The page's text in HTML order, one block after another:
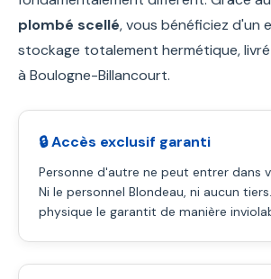
plombé scellé, vous bénéficiez d'un
stockage totalement hermétique,
à Boulogne-Billancourt.
🔒 Accès exclusif garanti
Personne d'autre ne peut entrer dans
Ni le personnel Blondeau, ni aucun
physique le garantit de manière